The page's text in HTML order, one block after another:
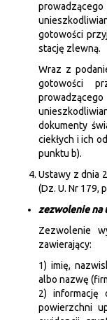
gotowości
stację zlewną.
Wraz z
gotowości
dokumenty
ciekłych i ich
punktu b).
Ustawy z dnia
(Dz. U. Nr 179,
zezwolenie na
Zezwolenie
zawierający:
1) imię,
albo nazwę
2) informację
powierzchni